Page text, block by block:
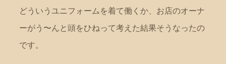
どういうユニフォームを着て働くか、お店のオーナ
ーがう〜んと頭をひねって考えた結果そうなったの
です。